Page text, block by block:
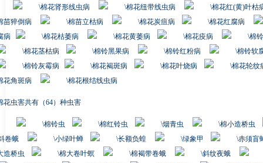
棉花肾形线虫病 棉花纽带线虫病 棉花红(黄)叶枯
苗猝倒病
棉苗立枯病 棉花炭疽病
棉花红腐病
病
棉花枯萎病 棉花黄萎病 棉花疫病
棉
棉花茎枯病
棉铃黑果病 棉铃红粉病
棉铃软
棉铃灰霉病
棉花褐斑病 棉花叶烧病
棉花轮纹
花角斑病
棉花根结线虫病
花虫害共有（64）种虫害
棉铃虫 棉红铃虫 烟青虫
棉小造桥虫
卷蛾
小绿叶蝉 长额负蝗 绿象甲
赤须盲
造桥虫
棉大卷叶螟 棉褐带卷蛾
斜纹夜蛾